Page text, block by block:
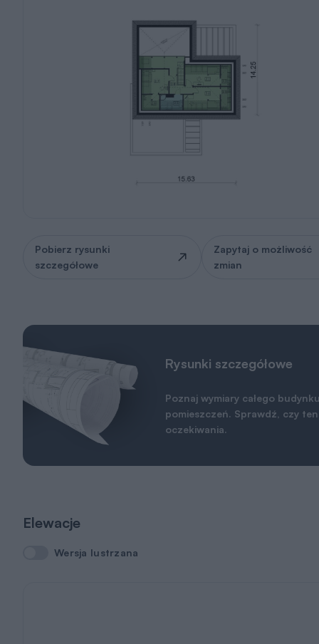
Pobierz rysunki
szczegółowe
Zapytaj o możliwość
zmian
Rysunki szczegółowe
Poznaj wymiary całego
pomieszczeń. Sprawdź, czy
oczekiwania.
Elewacje
Wersja lustrzana
Wersja lustrzana